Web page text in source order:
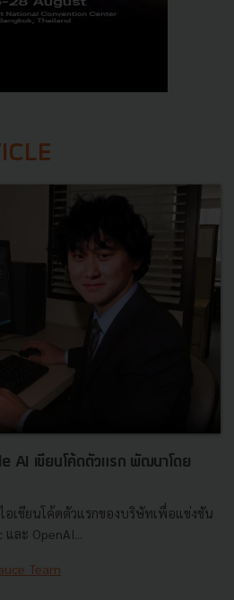
AI เขียนโค้ดตัวแรก พัฒนาโดย
อเขียนโค้ดตัวแรกของบริษัทเพื่อแข่งขัน
ละ OpenAI...
Team